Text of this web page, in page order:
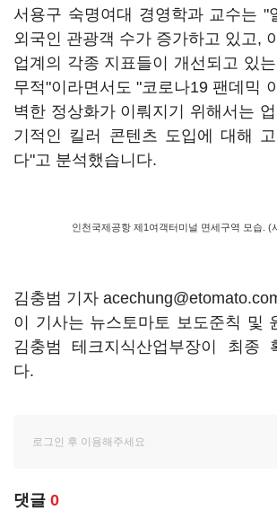
서용구 숙명여대 경영학과 교수는 "
외국인 관광객 수가 증가하고 있고,
업계의 각종 지표들이 개선되고 있
무적"이라면서도 "코로나19 팬데믹
벽한 정상화가 이뤄지기 위해서는
기적인 킬러 콘텐츠 도입에 대해
다"고 분석했습니다.
인천국제공항 제1여객터미널 면세구역 모습. (
김충범 기자
이 기사는 뉴스토마토 보도준칙 및
김충범 테크지식산업부장이 최종
다.
댓글 0